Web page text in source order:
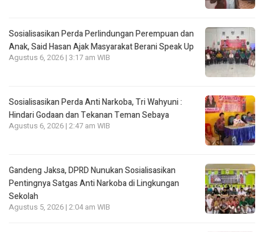
Sosialisasikan Perda Perlindungan Perempuan dan
Anak, Said Hasan Ajak Masyarakat Berani Speak Up
Agustus 6, 2026 | 3:17 am WIB
Sosialisasikan Perda Anti Narkoba, Tri Wahyuni :
Hindari Godaan dan Tekanan Teman Sebaya
Agustus 6, 2026 | 2:47 am WIB
Gandeng Jaksa, DPRD Nunukan Sosialisasikan
Pentingnya Satgas Anti Narkoba di Lingkungan
Sekolah
Agustus 5, 2026 | 2:04 am WIB